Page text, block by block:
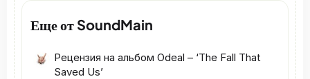
Еще от SoundMain
Рецензия на альбом Odeal – ‘The Fall That
Saved Us’